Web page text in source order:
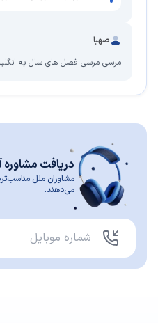
صهبا
مرسی مرسی فصل های سال به
دریافت
مشاوران ملل
می‌دهند.